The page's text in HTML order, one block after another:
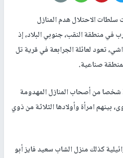
الاحتلال هدم المنازل
في منطقة النقب، جنوبي البلاد، إذ
تعود لعائلة الجرابعة في قرية تل
صناعية.
وأكدت العائلة أن ما يزيد عن 20 شخصا من أصحاب المنازل المهدومة
بينهم امرأة وأولادها الثلاثة من ذوي
كذلك منزل الشاب سعيد فايز أبو